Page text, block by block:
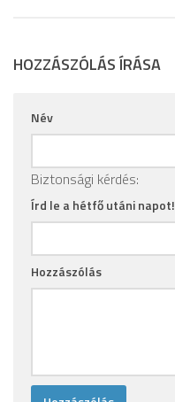
HOZZÁSZÓLÁS ÍRÁSA
Név
Biztonsági kérdés:
Írd le a hétfő utáni napot!
Hozzászólás